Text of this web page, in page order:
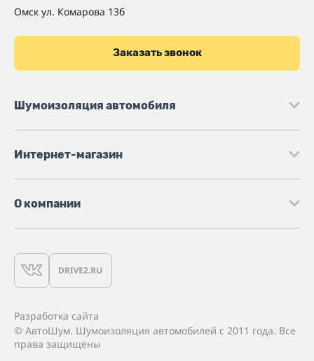
Омск ул. Комарова 13б
Заказать звонок
Шумоизоляция автомобиля
Интернет-магазин
О компании
Разработка сайта
© АвтоШум. Шумоизоляция автомобилей с 2011 года. Все
права защищены